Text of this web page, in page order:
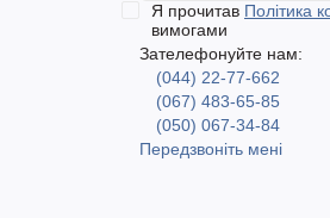
Я прочитав Політика
вимогами
Зателефонуйте нам:
(044) 22-77-662
(067) 483-65-85
(050) 067-34-84
Передзвоніть мені